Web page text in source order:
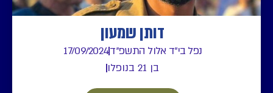
דותן שמעון
נפל בי"ד אלול התשפ"ד17/09/2024
בן 21 בנופלו